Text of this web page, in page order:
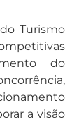
Turismo
do
a visão